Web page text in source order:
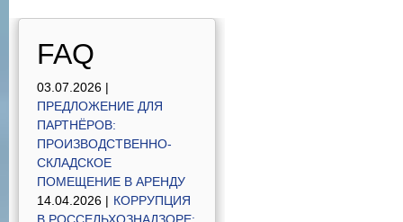
FAQ
03.07.2026 |
ПРЕДЛОЖЕНИЕ ДЛЯ
ПАРТНЁРОВ:
ПРОИЗВОДСТВЕННО-
СКЛАДСКОЕ
ПОМЕЩЕНИЕ В АРЕНДУ
14.04.2026 | КОРРУПЦИЯ